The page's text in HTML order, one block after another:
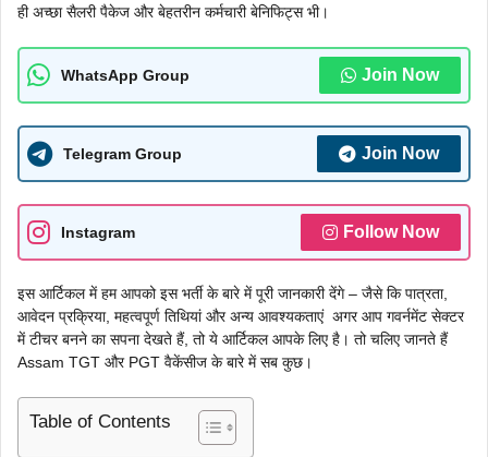
ही अच्छा सैलरी पैकेज और बेहतरीन कर्मचारी बेनिफिट्स भी।
WhatsApp Group Join Now
Telegram Group Join Now
Instagram Follow Now
इस आर्टिकल में हम आपको इस भर्ती के बारे में पूरी जानकारी देंगे – जैसे कि पात्रता,
आवेदन प्रक्रिया, महत्वपूर्ण तिथियां और अन्य आवश्यकताएं अगर आप गवर्नमेंट सेक्टर
में टीचर बनने का सपना देखते हैं, तो ये आर्टिकल आपके लिए है। तो चलिए जानते हैं
Assam TGT और PGT वैकेंसीज के बारे में सब कुछ।
Table of Contents